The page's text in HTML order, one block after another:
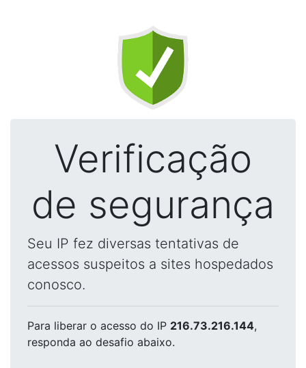
Verificação
de segurança
Seu IP fez diversas tentativas de
acessos suspeitos a sites hospedados
conosco.
Para liberar o acesso do IP 216.73.216.144,
responda ao desafio abaixo.